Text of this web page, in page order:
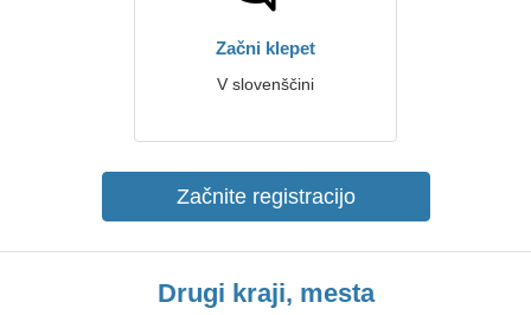
Začni klepet
V slovenščini
Začnite registracijo
Drugi kraji, mesta